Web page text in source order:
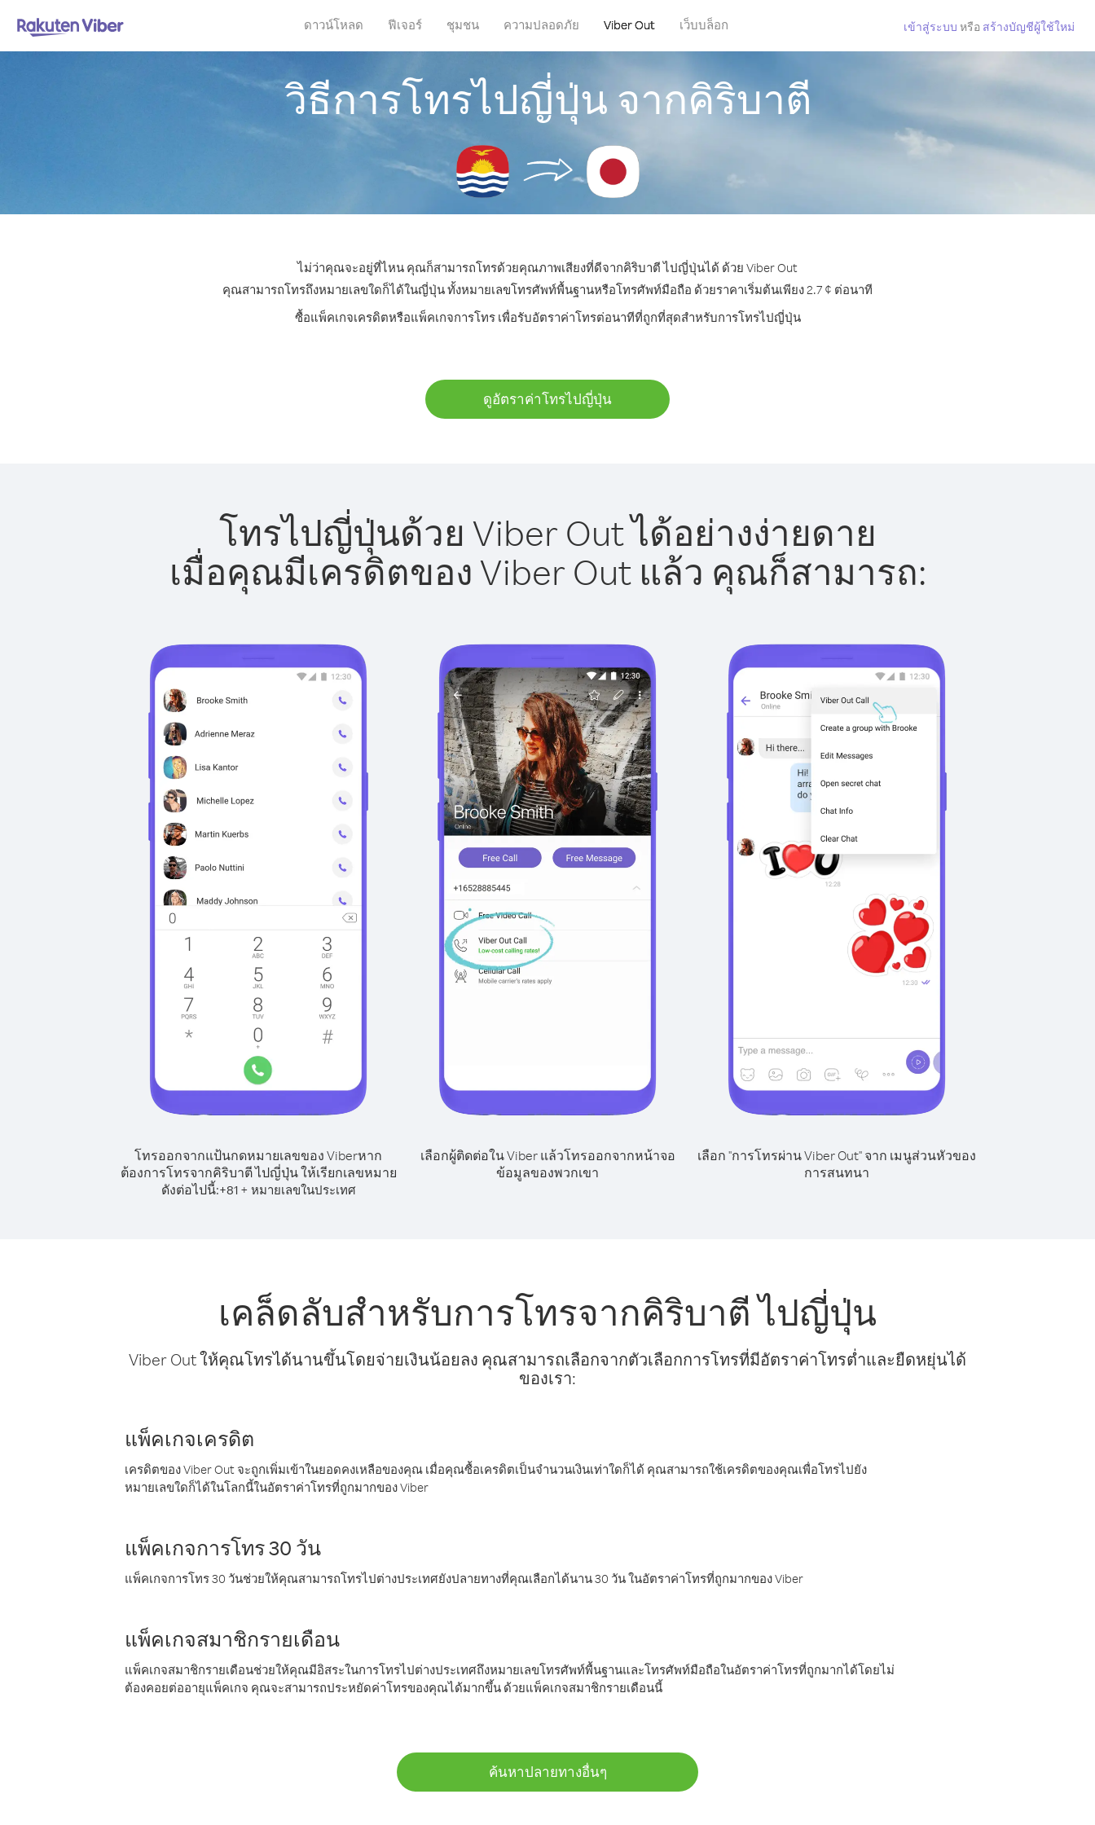
ดาวน์โหลด ฟีเจอร์ ชุมชน ความปลอดภัย Viber Out เว็บบล็อก เข้าสู่ระบบ หรือ สร้างบัญชีผู้ใช้ใหม่
วิธีการโทรไปญี่ปุ่น จากคิริบาตี
ไม่ว่าคุณจะอยู่ที่ไหน คุณก็สามารถโทรด้วยคุณภาพเสียงที่ดีจากคิริบาตี ไปญี่ปุ่นได้ ด้วย Viber Out
คุณสามารถโทรถึงหมายเลขใดก็ได้ในญี่ปุ่น ทั้งหมายเลขโทรศัพท์พื้นฐานหรือโทรศัพท์มือถือ ด้วยราคาเริ่มต้นเพียง 2.7 ¢ ต่อนาที
ซื้อแพ็คเกจเครดิตหรือแพ็คเกจการโทร เพื่อรับอัตราค่าโทรต่อนาทีที่ถูกที่สุดสำหรับการโทรไปญี่ปุ่น
ดูอัตราค่าโทรไปญี่ปุ่น
โทรไปญี่ปุ่นด้วย Viber Out ได้อย่างง่ายดาย
เมื่อคุณมีเครดิตของ Viber Out แล้ว คุณก็สามารถ:
โทรออกจากแป้นกดหมายเลขของ Viberหาก
ต้องการโทรจากคิริบาตี ไปญี่ปุ่น ให้เรียกเลขหมาย
ดังต่อไปนี้:+81+ หมายเลขในประเทศ
เลือกผู้ติดต่อใน Viber แล้วโทรออกจากหน้าจอ
ข้อมูลของพวกเขา
เลือก "การโทรผ่าน Viber Out" จาก เมนูส่วนหัวของ
การสนทนา
เคล็ดลับสำหรับการโทรจากคิริบาตี ไปญี่ปุ่น
Viber Out ให้คุณโทรได้นานขึ้นโดยจ่ายเงินน้อยลง คุณสามารถเลือกจากตัวเลือกการโทรที่มีอัตราค่าโทรต่ำและยืดหยุ่นได้
ของเรา:
แพ็คเกจเครดิต
เครดิตของ Viber Out จะถูกเพิ่มเข้าในยอดคงเหลือของคุณ เมื่อคุณซื้อเครดิตเป็นจำนวนเงินเท่าใดก็ได้ คุณสามารถใช้เครดิตของคุณเพื่อโทรไปยัง
หมายเลขใดก็ได้ในโลกนี้ในอัตราค่าโทรที่ถูกมากของ Viber
แพ็คเกจการโทร 30 วัน
แพ็คเกจการโทร 30 วันช่วยให้คุณสามารถโทรไปต่างประเทศยังปลายทางที่คุณเลือกได้นาน 30 วัน ในอัตราค่าโทรที่ถูกมากของ Viber
แพ็คเกจสมาชิกรายเดือน
แพ็คเกจสมาชิกรายเดือนช่วยให้คุณมีอิสระในการโทรไปต่างประเทศถึงหมายเลขโทรศัพท์พื้นฐานและโทรศัพท์มือถือในอัตราค่าโทรที่ถูกมากได้โดยไม่
ต้องคอยต่ออายุแพ็คเกจ คุณจะสามารถประหยัดค่าโทรของคุณได้มากขึ้น ด้วยแพ็คเกจสมาชิกรายเดือนนี้
ค้นหาปลายทางอื่นๆ